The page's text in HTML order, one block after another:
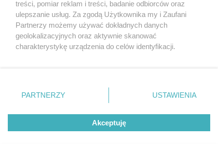
treści, pomiar reklam i treści, badanie odbiorców oraz
ulepszanie usług. Za zgodą Użytkownika my i Zaufani
Partnerzy możemy używać dokładnych danych
geolokalizacyjnych oraz aktywnie skanować
charakterystykę urządzenia do celów identyfikacji.
zmienić/wycofać klikając przycisk ustawień prywatności
znajdujący się w lewym dolnym rogu strony
rodzaje przetwarzania danych nie wymagają zgody
użytkownika, ale masz prawo sprzeciwić się takiemu
przetwarzaniu. Preferencje będą miały zastosowanie tylko
PARTNERZY USTAWIENIA
Akceptuję